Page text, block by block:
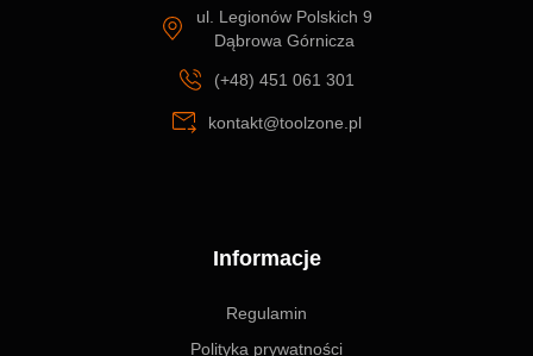
ul. Legionów Polskich 9
Dąbrowa Górnicza
(+48) 451 061 301
kontakt@toolzone.pl
Informacje
Regulamin
Polityka prywatności